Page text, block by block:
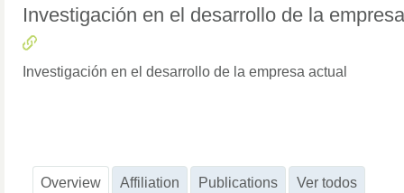
Investigación en el desarrollo de la
Investigación en el desarrollo de la empresa actual
Overview Affiliation Publications Ver todos